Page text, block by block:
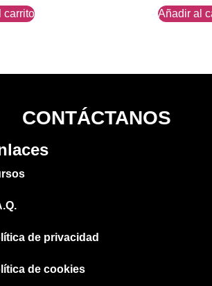
carrito Añadir al
CONTÁCTANOS
de privacidad
de cookies